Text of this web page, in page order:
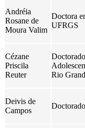
Andréia
Rosane de
Moura Valim
Doctora
UFRGS
Cézane
Priscila
Reuter
Rio
Deivis de
Campos